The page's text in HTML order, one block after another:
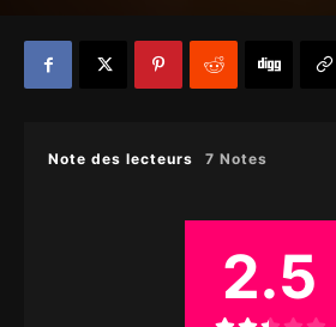
Note des lecteurs 7 Notes
2.5